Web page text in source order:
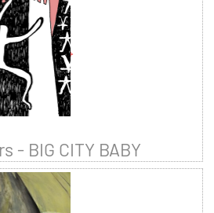
- BIG CITY BABY